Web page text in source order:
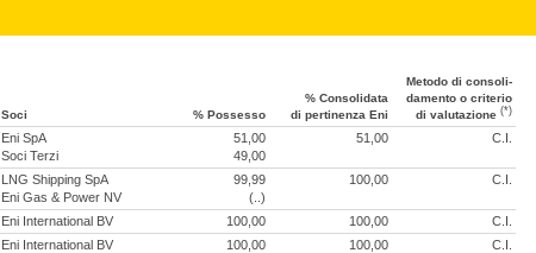
Soci % Possesso
% Conso­lidata
di perti­nenza Eni
Metodo di consoli­
damento o criterio
di valu­tazione (*)
Eni SpA
Soci Terzi
51,00
49,00
51,00 C.I.
LNG Shipping SpA
Eni Gas & Power NV
99,99
(..)
100,00 C.I.
Eni International BV 100,00 100,00
C.I.
Eni International BV 100,00 100,00
C.I.